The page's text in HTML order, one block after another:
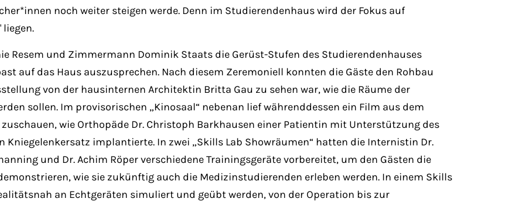
noch weiter steigen werde. Denn im Studierendenhaus wird der Fokus auf
Resem und Zimmermann Dominik Staats die Gerüst-Stufen des Studierendenhauses
auf das Haus auszusprechen. Nach diesem Zeremoniell konnten die Gäste den Rohbau
von der hausinternen Architektin Britta Gau zu sehen war, wie die Räume der
sollen. Im provisorischen „Kinosaal“ nebenan lief währenddessen ein Film aus dem
wie Orthopäde Dr. Christoph Barkhausen einer Patientin mit Unterstützung des
Kniegelenkersatz implantierte. In zwei „Skills Lab Showräumen“ hatten die Internistin Dr.
und Dr. Achim Röper verschiedene Trainingsgeräte vorbereitet, um den Gästen die
wie sie zukünftig auch die Medizinstudierenden erleben werden. In einem Skills
an Echtgeräten simuliert und geübt werden, von der Operation bis zur